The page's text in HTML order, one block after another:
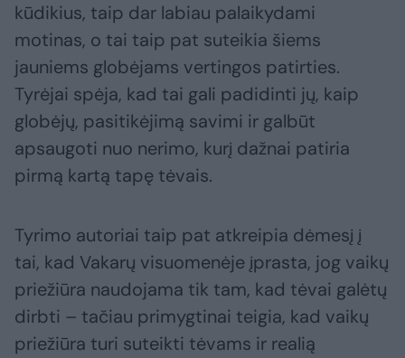
kūdikius, taip dar labiau palaikydami
motinas, o tai taip pat suteikia šiems
jauniems globėjams vertingos patirties.
Tyrėjai spėja, kad tai gali padidinti jų, kaip
globėjų, pasitikėjimą savimi ir galbūt
apsaugoti nuo nerimo, kurį dažnai patiria
pirmą kartą tapę tėvais.
Tyrimo autoriai taip pat atkreipia dėmesį į
tai, kad Vakarų visuomenėje įprasta, jog vaikų
priežiūra naudojama tik tam, kad tėvai galėtų
dirbti – tačiau primygtinai teigia, kad vaikų
priežiūra turi suteikti tėvams ir realią